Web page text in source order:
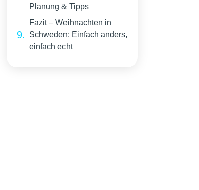
Planung & Tipps
Fazit – Weihnachten in
Schweden: Einfach anders,
einfach echt